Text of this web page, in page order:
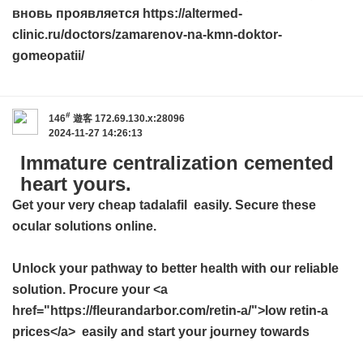
вновь проявляется https://altermed-
clinic.ru/doctors/zamarenov-na-kmn-doktor-
gomeopatii/
146# 遊客 172.69.130.x:28096
2024-11-27 14:26:13
Immature centralization cemented
heart yours.
Get your very cheap tadalafil
easily. Secure these
ocular solutions online.
Unlock your pathway to better health with our reliable
solution. Procure your <a
href="https://fleurandarbor.com/retin-a/">low retin-a
prices</a> easily and start your journey towards